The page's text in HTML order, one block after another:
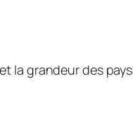
la grandeur des